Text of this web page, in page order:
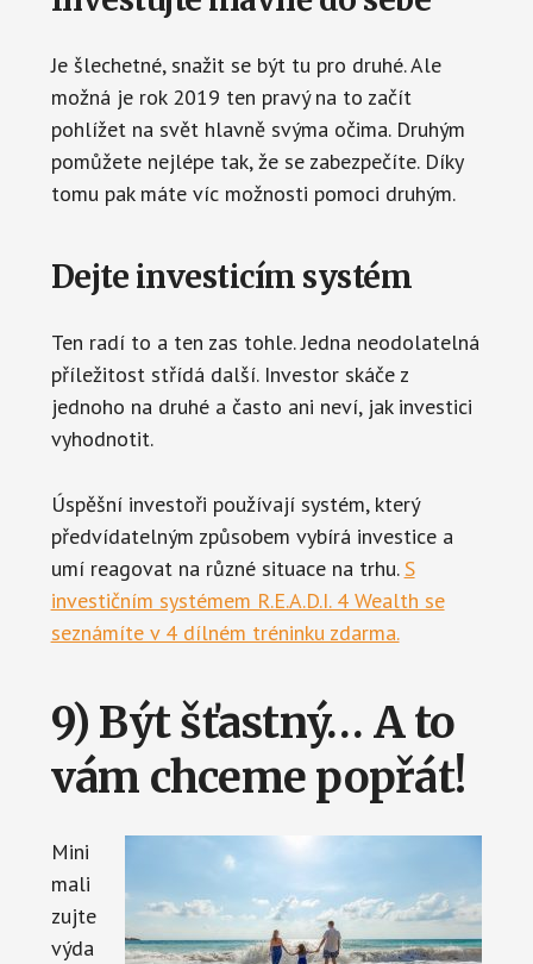
Je šlechetné, snažit se být tu pro druhé. Ale
možná je rok 2019 ten pravý na to začít
pohlížet na svět hlavně svýma očima. Druhým
pomůžete nejlépe tak, že se zabezpečíte. Díky
tomu pak máte víc možnosti pomoci druhým.
Dejte investicím systém
Ten radí to a ten zas tohle. Jedna neodolatelná
příležitost střídá další. Investor skáče z
jednoho na druhé a často ani neví, jak investici
vyhodnotit.
Úspěšní investoři používají systém, který
předvídatelným způsobem vybírá investice a
umí reagovat na různé situace na trhu. S
investičním systémem R.E.A.D.I. 4 Wealth se
seznámíte v 4 dílném tréninku zdarma.
9) Být šťastný… A to
vám chceme popřát!
Mini
mali
zujte
výda